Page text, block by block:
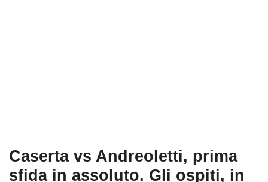
Caserta vs Andreoletti, prima
sfida in assoluto. Gli ospiti, in